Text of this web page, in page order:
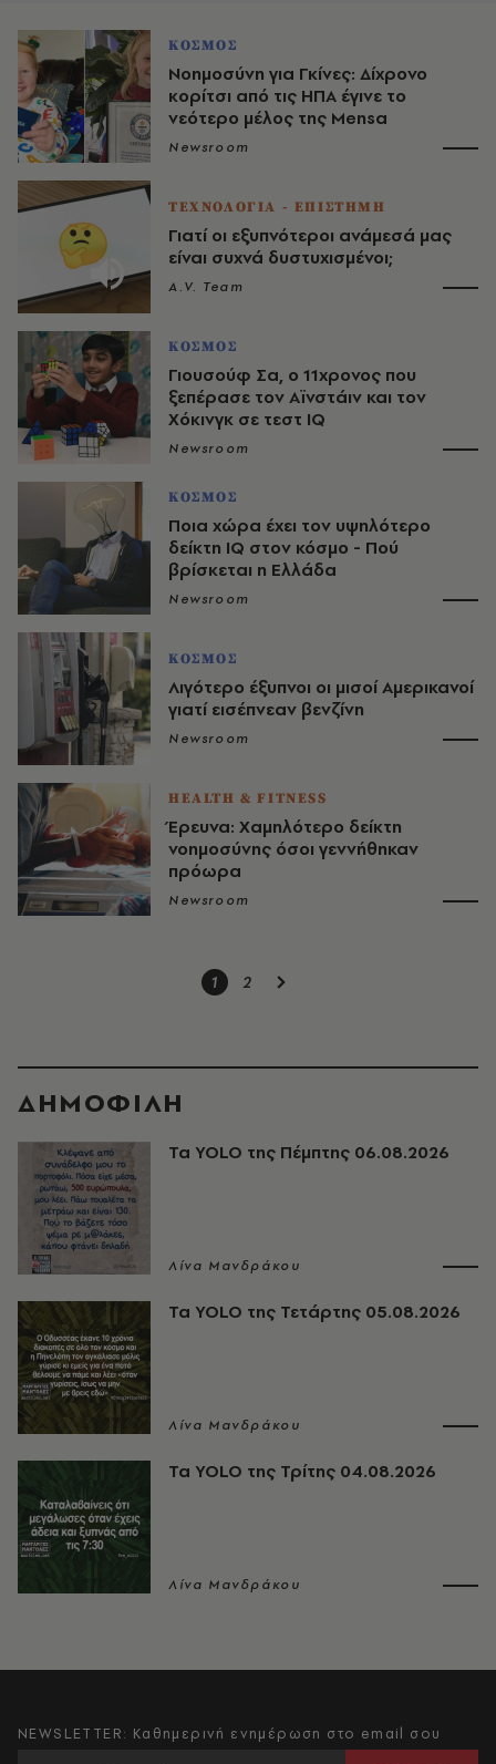
ΚΟΣΜΟΣ
Νοημοσύνη για Γκίνες: Δίχρονο
κoρίτσι από τις ΗΠΑ έγινε το
νεότερο μέλος της Mensa
Newsroom
ΤΕΧΝΟΛΟΓΙΑ - ΕΠΙΣΤΗΜΗ
Γιατί οι εξυπνότεροι ανάμεσά μας
είναι συχνά δυστυχισμένοι;
A.V. Team
ΚΟΣΜΟΣ
Γιουσούφ Σα, o 11χρονος που
ξεπέρασε τον Αϊνστάιν και τον
Χόκινγκ σε τεστ IQ
Newsroom
ΚΟΣΜΟΣ
Ποια χώρα έχει τον υψηλότερο
δείκτη IQ στον κόσμο - Πού
βρίσκεται η Ελλάδα
Newsroom
ΚΟΣΜΟΣ
Λιγότερο έξυπνοι οι μισοί Αμερικανοί
γιατί εισέπνεαν βενζίνη
Newsroom
HEALTH & FITNESS
Έρευνα: Χαμηλότερο δείκτη
νοημοσύνης όσοι γεννήθηκαν
πρόωρα
Newsroom
1 2
ΔΗΜΟΦΙΛΗ
Τα YOLO της Πέμπτης 06.08.2026
Λίνα Μανδράκου
Τα YOLO της Τετάρτης 05.08.2026
Λίνα Μανδράκου
Τα YOLO της Τρίτης 04.08.2026
Λίνα Μανδράκου
NEWSLETTER: Καθημερινή ενημέρωση στο email σου